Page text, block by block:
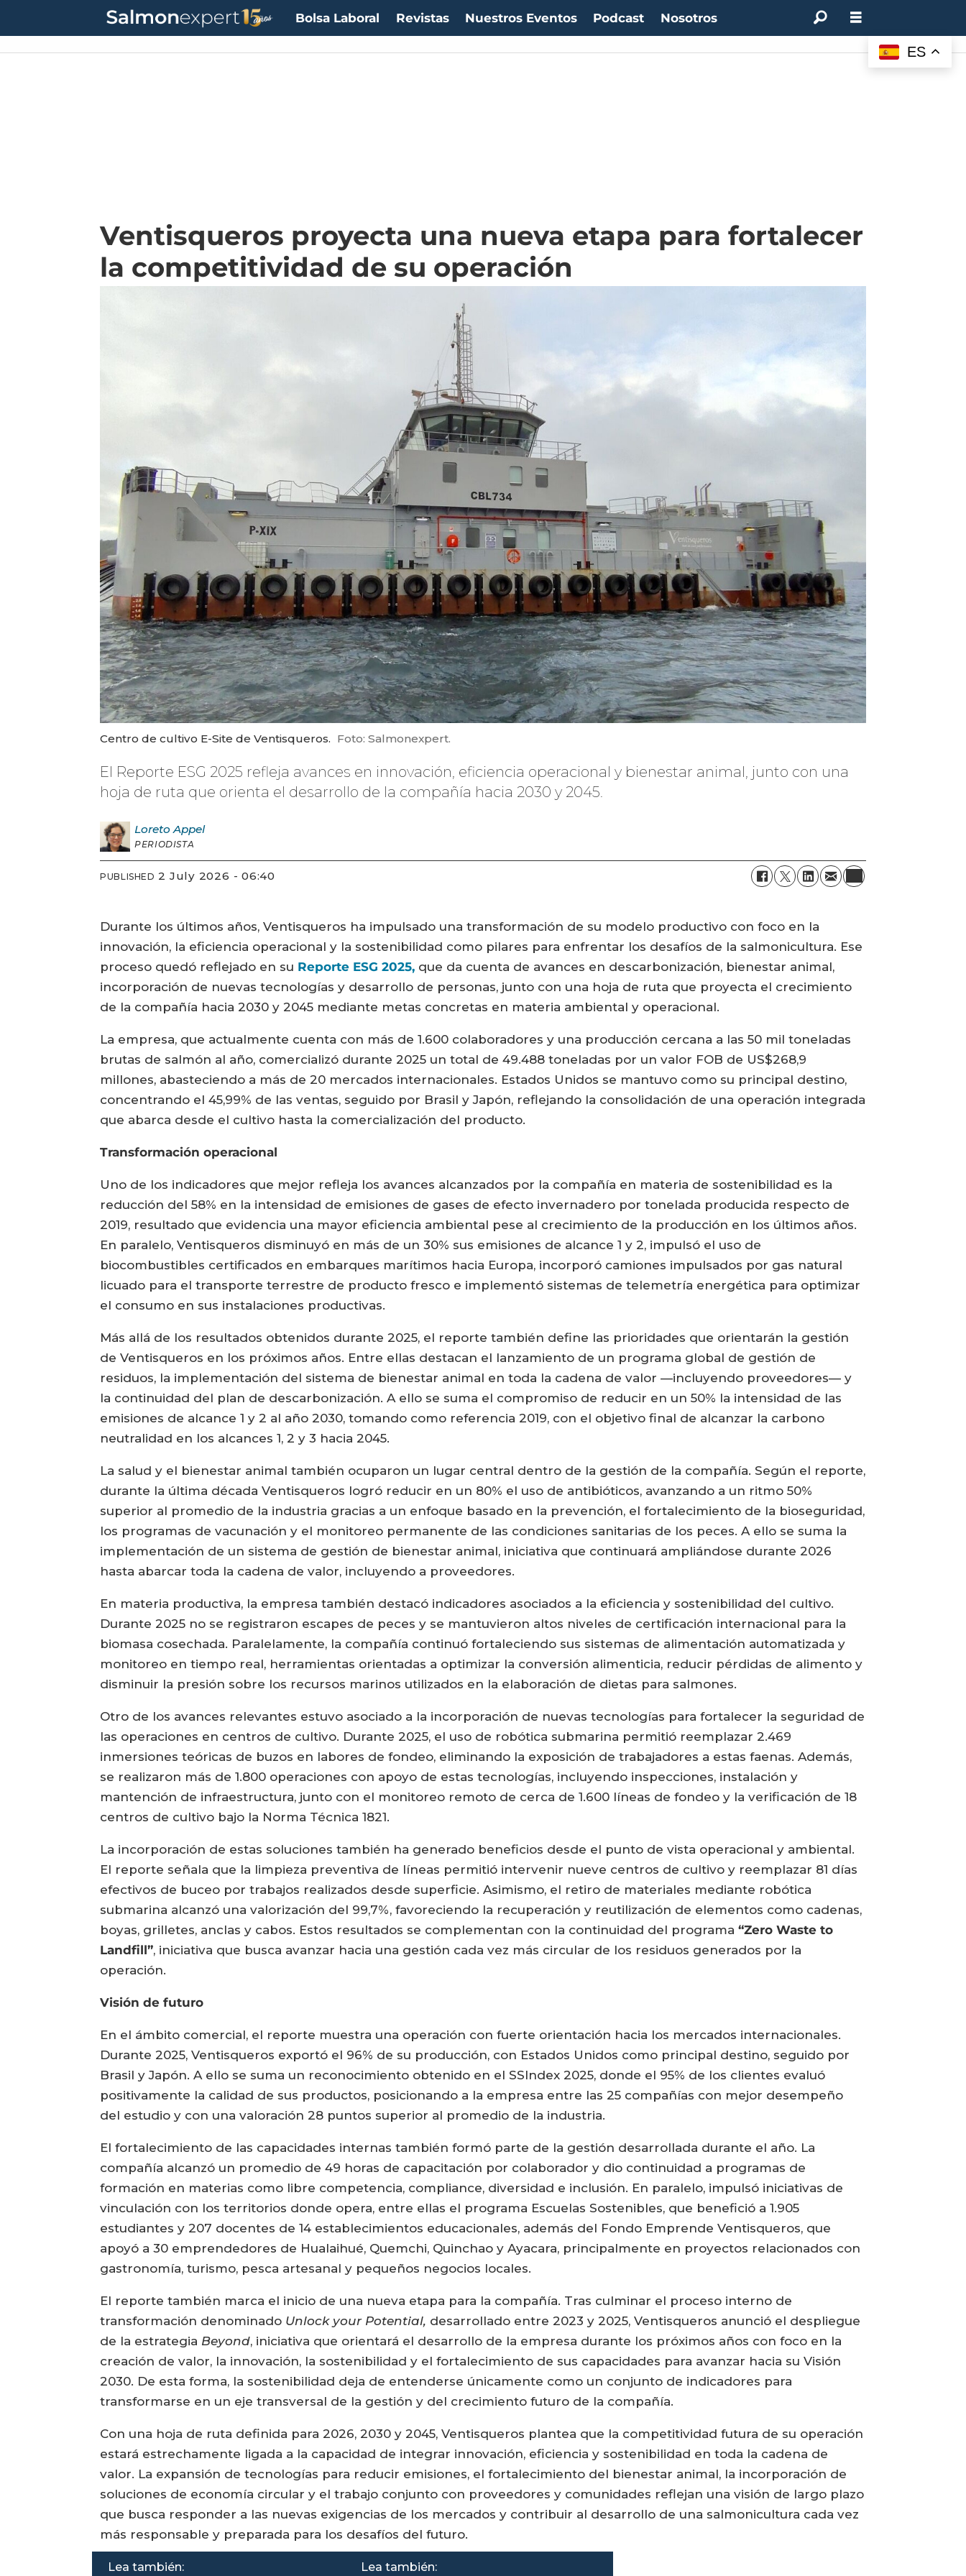
Bolsa Laboral Revistas Nuestros Eventos Podcast Nosotros
Ventisqueros proyecta una nueva etapa para fortalecer
la competitividad de su operación
Centro de cultivo E-Site de Ventisqueros. Foto: Salmonexpert.
El Reporte ESG 2025 refleja avances en innovación, eficiencia operacional y bienestar animal, junto con una
hoja de ruta que orienta el desarrollo de la compañía hacia 2030 y 2045.
Loreto Appel
PERIODISTA
PUBLISHED 2 July 2026 - 06:40
Durante los últimos años, Ventisqueros ha impulsado una transformación de su modelo productivo con foco en la
innovación, la eficiencia operacional y la sostenibilidad como pilares para enfrentar los desafíos de la salmonicultura. Ese
proceso quedó reflejado en su Reporte ESG 2025, que da cuenta de avances en descarbonización, bienestar animal,
incorporación de nuevas tecnologías y desarrollo de personas, junto con una hoja de ruta que proyecta el crecimiento
de la compañía hacia 2030 y 2045 mediante metas concretas en materia ambiental y operacional.
La empresa, que actualmente cuenta con más de 1.600 colaboradores y una producción cercana a las 50 mil toneladas
brutas de salmón al año, comercializó durante 2025 un total de 49.488 toneladas por un valor FOB de US$268,9
millones, abasteciendo a más de 20 mercados internacionales. Estados Unidos se mantuvo como su principal destino,
concentrando el 45,99% de las ventas, seguido por Brasil y Japón, reflejando la consolidación de una operación integrada
que abarca desde el cultivo hasta la comercialización del producto.
Transformación operacional
Uno de los indicadores que mejor refleja los avances alcanzados por la compañía en materia de sostenibilidad es la
reducción del 58% en la intensidad de emisiones de gases de efecto invernadero por tonelada producida respecto de
2019, resultado que evidencia una mayor eficiencia ambiental pese al crecimiento de la producción en los últimos años.
En paralelo, Ventisqueros disminuyó en más de un 30% sus emisiones de alcance 1 y 2, impulsó el uso de
biocombustibles certificados en embarques marítimos hacia Europa, incorporó camiones impulsados por gas natural
licuado para el transporte terrestre de producto fresco e implementó sistemas de telemetría energética para optimizar
el consumo en sus instalaciones productivas.
Más allá de los resultados obtenidos durante 2025, el reporte también define las prioridades que orientarán la gestión
de Ventisqueros en los próximos años. Entre ellas destacan el lanzamiento de un programa global de gestión de
residuos, la implementación del sistema de bienestar animal en toda la cadena de valor —incluyendo proveedores— y
la continuidad del plan de descarbonización. A ello se suma el compromiso de reducir en un 50% la intensidad de las
emisiones de alcance 1 y 2 al año 2030, tomando como referencia 2019, con el objetivo final de alcanzar la carbono
neutralidad en los alcances 1, 2 y 3 hacia 2045.
La salud y el bienestar animal también ocuparon un lugar central dentro de la gestión de la compañía. Según el reporte,
durante la última década Ventisqueros logró reducir en un 80% el uso de antibióticos, avanzando a un ritmo 50%
superior al promedio de la industria gracias a un enfoque basado en la prevención, el fortalecimiento de la bioseguridad,
los programas de vacunación y el monitoreo permanente de las condiciones sanitarias de los peces. A ello se suma la
implementación de un sistema de gestión de bienestar animal, iniciativa que continuará ampliándose durante 2026
hasta abarcar toda la cadena de valor, incluyendo a proveedores.
En materia productiva, la empresa también destacó indicadores asociados a la eficiencia y sostenibilidad del cultivo.
Durante 2025 no se registraron escapes de peces y se mantuvieron altos niveles de certificación internacional para la
biomasa cosechada. Paralelamente, la compañía continuó fortaleciendo sus sistemas de alimentación automatizada y
monitoreo en tiempo real, herramientas orientadas a optimizar la conversión alimenticia, reducir pérdidas de alimento y
disminuir la presión sobre los recursos marinos utilizados en la elaboración de dietas para salmones.
Otro de los avances relevantes estuvo asociado a la incorporación de nuevas tecnologías para fortalecer la seguridad de
las operaciones en centros de cultivo. Durante 2025, el uso de robótica submarina permitió reemplazar 2.469
inmersiones teóricas de buzos en labores de fondeo, eliminando la exposición de trabajadores a estas faenas. Además,
se realizaron más de 1.800 operaciones con apoyo de estas tecnologías, incluyendo inspecciones, instalación y
mantención de infraestructura, junto con el monitoreo remoto de cerca de 1.600 líneas de fondeo y la verificación de 18
centros de cultivo bajo la Norma Técnica 1821.
La incorporación de estas soluciones también ha generado beneficios desde el punto de vista operacional y ambiental.
El reporte señala que la limpieza preventiva de líneas permitió intervenir nueve centros de cultivo y reemplazar 81 días
efectivos de buceo por trabajos realizados desde superficie. Asimismo, el retiro de materiales mediante robótica
submarina alcanzó una valorización del 99,7%, favoreciendo la recuperación y reutilización de elementos como cadenas,
boyas, grilletes, anclas y cabos. Estos resultados se complementan con la continuidad del programa“Zero Waste to
Landfill”, iniciativa que busca avanzar hacia una gestión cada vez más circular de los residuos generados por la
operación.
Visión de futuro
En el ámbito comercial, el reporte muestra una operación con fuerte orientación hacia los mercados internacionales.
Durante 2025, Ventisqueros exportó el 96% de su producción, con Estados Unidos como principal destino, seguido por
Brasil y Japón. A ello se suma un reconocimiento obtenido en el SSIndex 2025, donde el 95% de los clientes evaluó
positivamente la calidad de sus productos, posicionando a la empresa entre las 25 compañías con mejor desempeño
del estudio y con una valoración 28 puntos superior al promedio de la industria.
El fortalecimiento de las capacidades internas también formó parte de la gestión desarrollada durante el año. La
compañía alcanzó un promedio de 49 horas de capacitación por colaborador y dio continuidad a programas de
formación en materias como libre competencia, compliance, diversidad e inclusión. En paralelo, impulsó iniciativas de
vinculación con los territorios donde opera, entre ellas el programa Escuelas Sostenibles, que benefició a 1.905
estudiantes y 207 docentes de 14 establecimientos educacionales, además del Fondo Emprende Ventisqueros, que
apoyó a 30 emprendedores de Hualaihué, Quemchi, Quinchao y Ayacara, principalmente en proyectos relacionados con
gastronomía, turismo, pesca artesanal y pequeños negocios locales.
El reporte también marca el inicio de una nueva etapa para la compañía. Tras culminar el proceso interno de
transformación denominado Unlock your Potential, desarrollado entre 2023 y 2025, Ventisqueros anunció el despliegue
de la estrategia Beyond, iniciativa que orientará el desarrollo de la empresa durante los próximos años con foco en la
creación de valor, la innovación, la sostenibilidad y el fortalecimiento de sus capacidades para avanzar hacia su Visión
2030. De esta forma, la sostenibilidad deja de entenderse únicamente como un conjunto de indicadores para
transformarse en un eje transversal de la gestión y del crecimiento futuro de la compañía.
Con una hoja de ruta definida para 2026, 2030 y 2045, Ventisqueros plantea que la competitividad futura de su operación
estará estrechamente ligada a la capacidad de integrar innovación, eficiencia y sostenibilidad en toda la cadena de
valor. La expansión de tecnologías para reducir emisiones, el fortalecimiento del bienestar animal, la incorporación de
soluciones de economía circular y el trabajo conjunto con proveedores y comunidades reflejan una visión de largo plazo
que busca responder a las nuevas exigencias de los mercados y contribuir al desarrollo de una salmonicultura cada vez
más responsable y preparada para los desafíos del futuro.
Lea también: Lea también:
ES